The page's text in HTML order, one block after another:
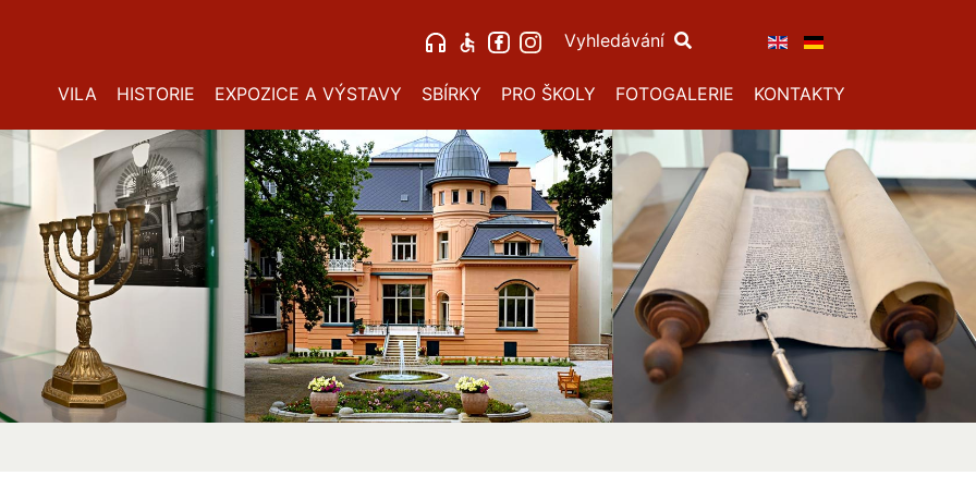
Vyhledávání
VILA HISTORIE EXPOZICE A VÝSTAVY SBÍRKY PRO ŠKOLY FOTOGALERIE KONTAKTY